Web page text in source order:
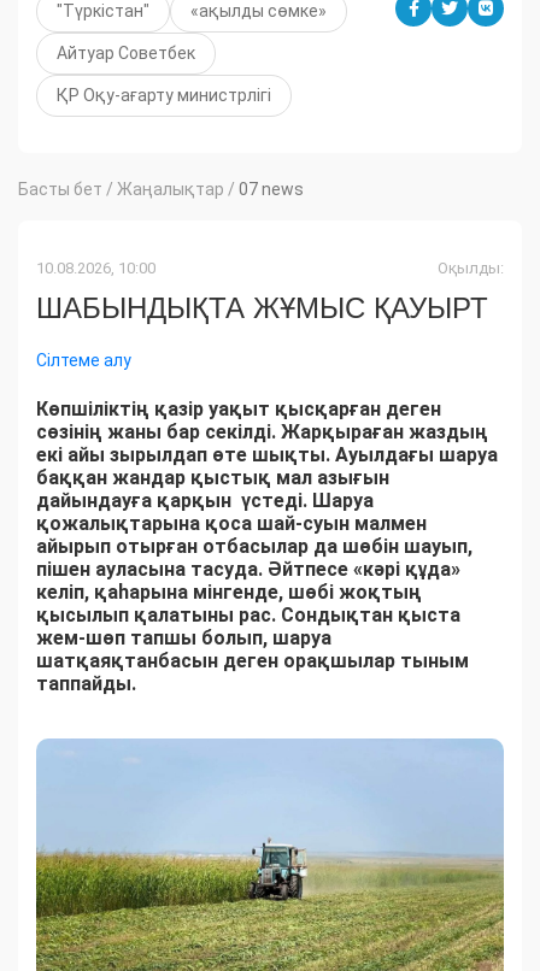
"Түркістан" «ақылды сөмке»
Айтуар Советбек
ҚР Оқу-ағарту министрлігі
Басты бет / Жаңалықтар / 07 news
10.08.2026, 10:00 Оқылды:
ШАБЫНДЫҚТА ЖҰМЫС ҚАУЫРТ
Сілтеме алу
Көпшіліктің қазір уақыт қысқарған деген
сөзінің жаны бар секілді. Жарқыраған жаздың
екі айы зырылдап өте шықты. Ауылдағы шаруа
баққан жандар қыстық мал азығын
дайындауға қарқын үстеді. Шаруа
қожалықтарына қоса шай-суын малмен
айырып отырған отбасылар да шөбін шауып,
пішен ауласына тасуда. Әйтпесе «кәрі құда»
келіп, қаһарына мінгенде, шөбі жоқтың
қысылып қалатыны рас. Сондықтан қыста
жем-шөп тапшы болып, шаруа
шатқаяқтанбасын деген орақшылар тыным
таппайды.